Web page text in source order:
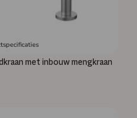
met inbouw mengkraan